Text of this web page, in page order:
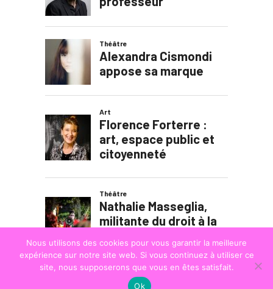
Nous utilisons des cookies pour vous garantir la meilleure
expérience sur notre site web. Si vous continuez à utiliser ce
site, nous supposerons que vous en êtes satisfait.
Ok